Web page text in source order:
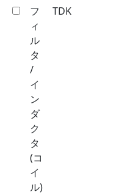
フ
ィ
ル
タ
/
イ
ン
ダ
ク
タ
(コ
イ
ル)
TDK